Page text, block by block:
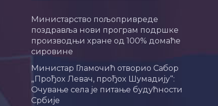
Министарство пољопривреде
поздравља нови програм подршке
производњи хране од 100% домаће
сировине
Министар Гламочић отворио Сабор
„Прођох Левач, прођох Шумадију“:
Очување села је питање будућности
Србије